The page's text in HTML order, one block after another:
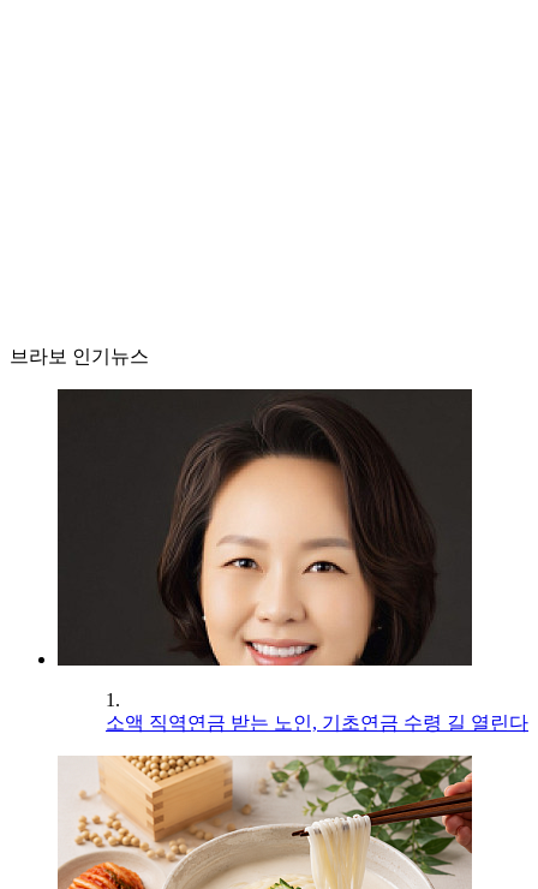
브라보 인기뉴스
1.
소액 직역연금 받는 노인, 기초연금 수령 길 열린다